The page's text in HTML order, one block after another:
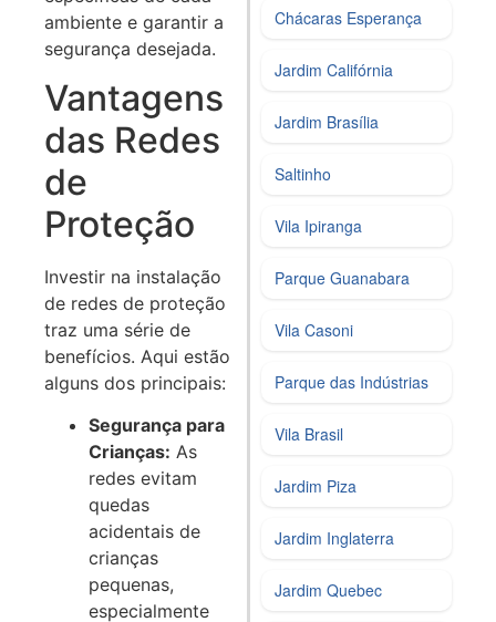
ambiente e garantir a
segurança desejada.
Vantagens
das Redes
de
Proteção
Investir na instalação
de redes de proteção
traz uma série de
benefícios. Aqui estão
alguns dos principais:
Segurança para
Crianças: As
redes evitam
quedas
acidentais de
crianças
pequenas,
especialmente
Chácaras Esperança
Jardim Califórnia
Jardim Brasília
Saltinho
Vila Ipiranga
Parque Guanabara
Vila Casoni
Parque das Indústrias
Vila Brasil
Jardim Piza
Jardim Inglaterra
Jardim Quebec